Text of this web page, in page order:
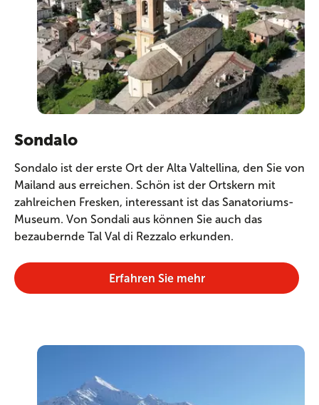
Sondalo
Sondalo ist der erste Ort der Alta Valtellina, den Sie von
Mailand aus erreichen. Schön ist der Ortskern mit
zahlreichen Fresken, interessant ist das Sanatoriums-
Museum. Von Sondali aus können Sie auch das
bezaubernde Tal Val di Rezzalo erkunden.
Erfahren Sie mehr